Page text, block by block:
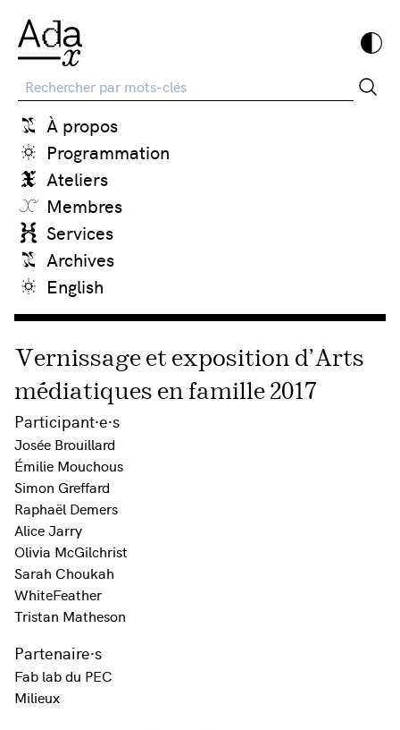
Recherche
À propos
Programmation
Ateliers
Membres
Services
Archives
English
Vernissage et exposition d’Arts
médiatiques en famille 2017
Participant·e·s
Josée Brouillard
Émilie Mouchous
Simon Greffard
Raphaël Demers
Alice Jarry
Olivia McGilchrist
Sarah Choukah
WhiteFeather
Tristan Matheson
Partenaire·s
Fab lab du PEC
Milieux